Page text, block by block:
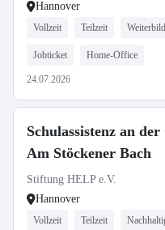
Hannover
Vollzeit Teilzeit
Jobticket Home-Office
24.07.2026
Schulassistenz an
Am Stöckener Bach
Stiftung HELP e.V.
Hannover
Vollzeit Teilzeit